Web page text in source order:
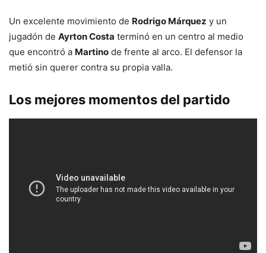
Un excelente movimiento de Rodrigo Márquez y un
jugadón de Ayrton Costa terminó en un centro al medio
que encontró a Martino de frente al arco. El defensor la
metió sin querer contra su propia valla.
Los mejores momentos del partido